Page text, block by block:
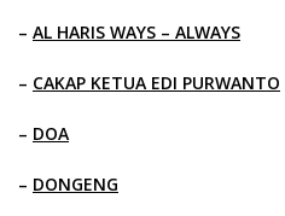
– AL HARIS WAYS – ALWAYS
– CAKAP KETUA EDI PURWANTO
– DOA
– DONGENG